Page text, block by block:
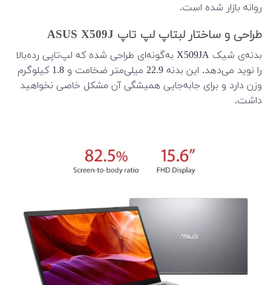
روانه بازار شده است.
طراحی و ساختار لبتاپ لپ تاپ ASUS X509J
بدنه‌ی شیک X509JA به‌گونه‌ای طراحی شده که لپ‌تاپی رده‌بالا
را نوید می‌دهد. این بدنه 22.9 میلی‌متر ضخامت و 1.8 کیلوگرم
وزن دارد و برای جابه‌جایی همیشگی آن مشکل خاصی نخواهید
داشت.